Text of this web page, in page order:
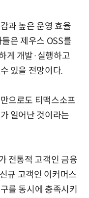
과 높은 운영 효율
은 제우스 OSS를
게 개발·실행하고
있을 전망이다.
으로도 티맥스소프
일어난 것이라는
전통적 고객인 금융
규 고객인 이커머스
를 동시에 충족시키